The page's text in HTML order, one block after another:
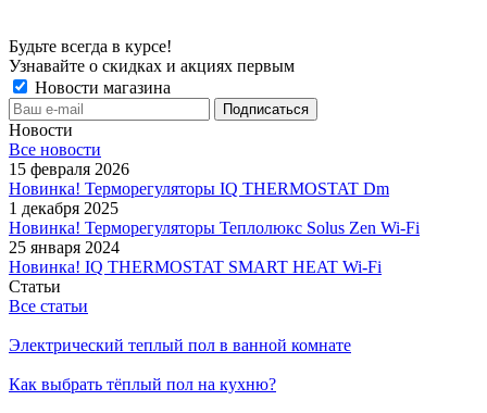
Будьте всегда в курсе!
Узнавайте о скидках и акциях первым
Новости магазина
Новости
Все новости
15 февраля 2026
Новинка! Терморегуляторы IQ THERMOSTAT Dm
1 декабря 2025
Новинка! Терморегуляторы Теплолюкс Solus Zen Wi-Fi
25 января 2024
Новинка! IQ THERMOSTAT SMART HEAT Wi-Fi
Статьи
Все статьи
Электрический теплый пол в ванной комнате
Как выбрать тёплый пол на кухню?